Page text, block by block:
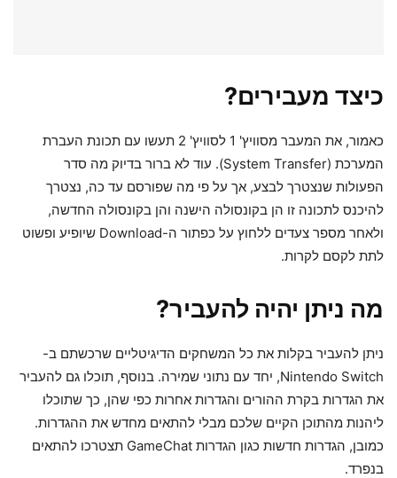
כיצד מעבירים?
כאמור, את המעבר מסוויץ' 1 לסוויץ' 2 תעשו עם תכונת העברת
המערכת (System Transfer). עוד לא ברור בדיוק מה סדר
הפעולות שנצטרך לבצע, אך על פי מה שפורסם עד כה, נצטרך
להיכנס לתכונה זו הן בקונסולה הישנה והן בקונסולה החדשה,
ולאחר מספר צעדים ללחוץ על כפתור ה-Download שיופיע ופשוט
לתת לקסם לקרות.
מה ניתן יהיה להעביר?
ניתן להעביר בקלות את כל המשחקים הדיגיטליים שרכשתם ב-
Nintendo Switch, יחד עם נתוני שמירה. בנוסף, תוכלו גם להעביר
את הגדרות בקרת ההורים והגדרות אחרות כפי שהן, כך שתוכלו
ליהנות מהתוכן הקיים שלכם מבלי להתאים מחדש את ההגדרות.
כמובן, הגדרות חדשות כגון הגדרות GameChat תצטרכו להתאים
בנפרד.